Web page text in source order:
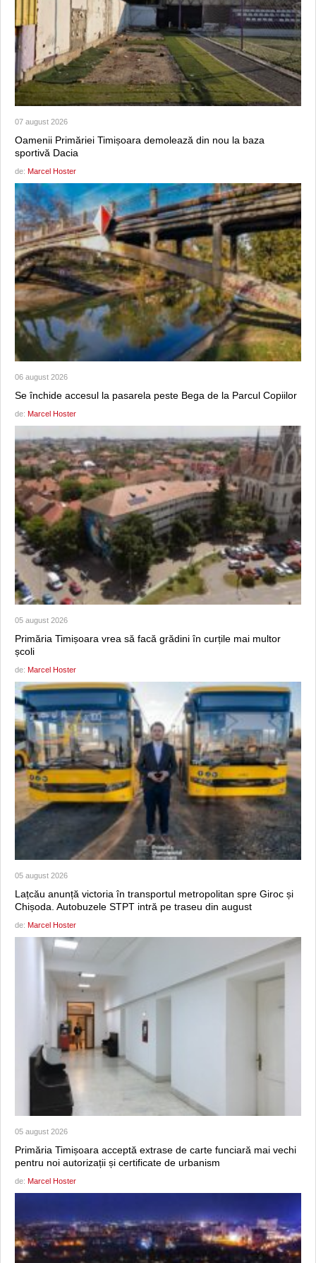
07 august 2026
Oamenii Primăriei Timișoara demolează din nou la baza
sportivă Dacia
de: Marcel Hoster
06 august 2026
Se închide accesul la pasarela peste Bega de la Parcul Copiilor
de: Marcel Hoster
05 august 2026
Primăria Timișoara vrea să facă grădini în curțile mai multor
școli
de: Marcel Hoster
05 august 2026
Lațcău anunță victoria în transportul metropolitan spre Giroc și
Chișoda. Autobuzele STPT intră pe traseu din august
de: Marcel Hoster
05 august 2026
Primăria Timișoara acceptă extrase de carte funciară mai vechi
pentru noi autorizații și certificate de urbanism
de: Marcel Hoster